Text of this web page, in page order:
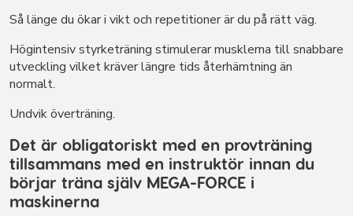
Så länge du ökar i vikt och repetitioner är du på rätt väg.
Högintensiv styrketräning stimulerar musklerna till snabbare
utveckling vilket kräver längre tids återhämtning än
normalt.
Undvik överträning.
Det är obligatoriskt med en provträning
tillsammans med en instruktör innan du
börjar träna själv MEGA-FORCE i
maskinerna